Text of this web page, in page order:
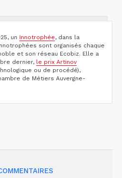
un Innotrophée, dans la
sont organisés chaque
et son réseau Ecobiz. Elle a
dernier, le prix Artinov
ou de procédé),
de Métiers Auvergne-